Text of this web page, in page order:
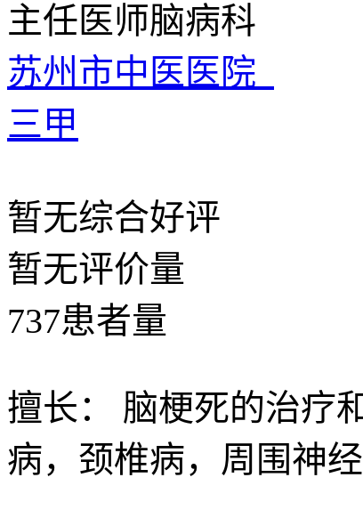
主任医师脑病科
苏州市中医医院
三甲
暂无综合好评
暂无评价量
737患者量
擅长：
脑梗死的治疗
病，颈椎病，周围神